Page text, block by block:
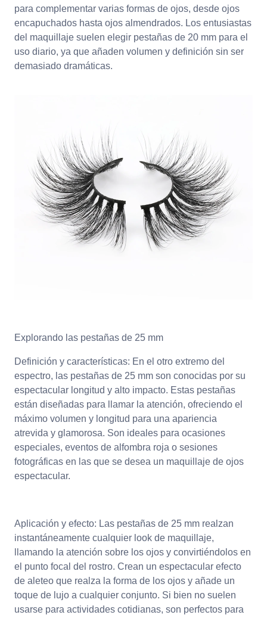
para complementar varias formas de ojos, desde ojos
encapuchados hasta ojos almendrados. Los entusiastas
del maquillaje suelen elegir pestañas de 20 mm para el
uso diario, ya que añaden volumen y definición sin ser
demasiado dramáticas.
Explorando las pestañas de 25 mm
Definición y características: En el otro extremo del
espectro, las pestañas de 25 mm son conocidas por su
espectacular longitud y alto impacto. Estas pestañas
están diseñadas para llamar la atención, ofreciendo el
máximo volumen y longitud para una apariencia
atrevida y glamorosa. Son ideales para ocasiones
especiales, eventos de alfombra roja o sesiones
fotográficas en las que se desea un maquillaje de ojos
espectacular.
Aplicación y efecto: Las pestañas de 25 mm realzan
instantáneamente cualquier look de maquillaje,
llamando la atención sobre los ojos y convirtiéndolos en
el punto focal del rostro. Crean un espectacular efecto
de aleteo que realza la forma de los ojos y añade un
toque de lujo a cualquier conjunto. Si bien no suelen
usarse para actividades cotidianas, son perfectos para